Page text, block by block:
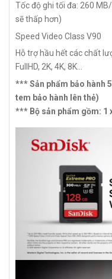
Tốc độ ghi tối đa: 260
sẽ thấp hơn)
Speed Video Class V90
Hỗ trợ hầu hết các chất
FullHD, 2K, 4K, 8K...
*** Sản phẩm bảo hành
tem bảo hành lên thẻ)
*** Bộ sản phẩm gồm: 1